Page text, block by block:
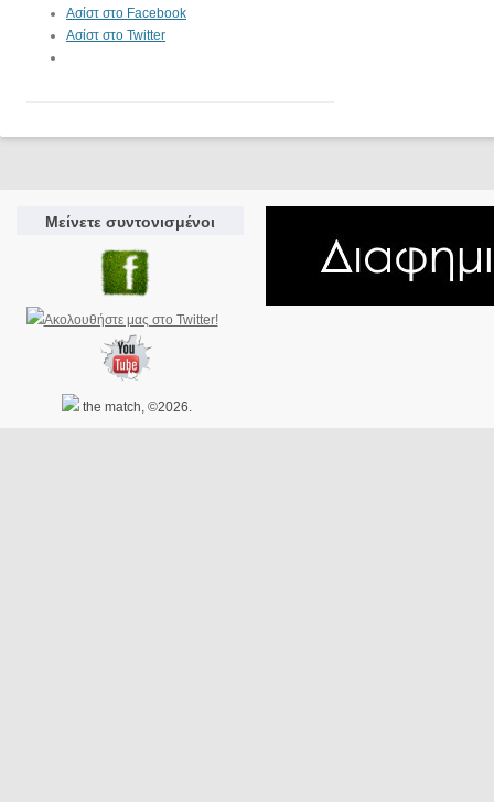
Ασίστ στο Facebook
Ασίστ στο Twitter
Μείνετε συντονισμένοι
the match, ©2026.